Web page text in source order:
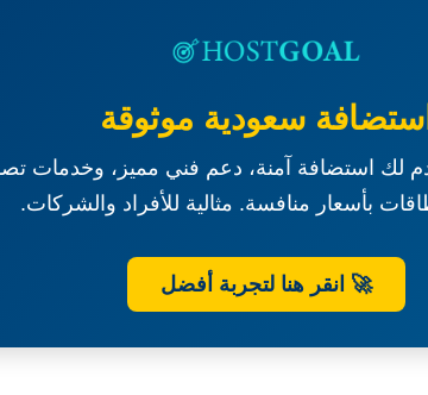
استضافة سعودية موثوقة
لك استضافة آمنة، دعم فني مميز، وخدمات
بأسعار منافسة. مثالية للأفراد والشركات.
🚀 انقر هنا لتجربة أفضل